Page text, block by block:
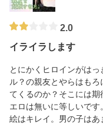
2.0
イライラします
とにかくヒロインがは
ル？の親友とやらはも
てくるのか？そこには期
エロは無いに等しいです。
絵はキレイ。男の子はあ